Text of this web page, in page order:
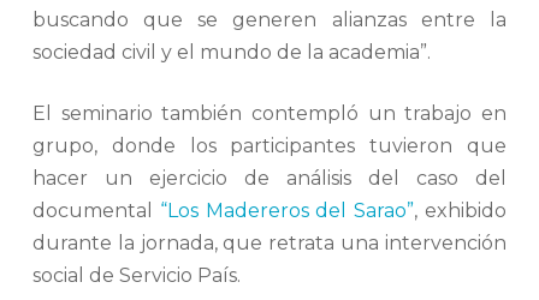
buscando que se generen alianzas entre la
sociedad civil y el mundo de la academia”.
El seminario también contempló un trabajo en
grupo, donde los participantes tuvieron que
hacer un ejercicio de análisis del caso del
documental “Los Madereros del Sarao”, exhibido
durante la jornada, que retrata una intervención
social de Servicio País.